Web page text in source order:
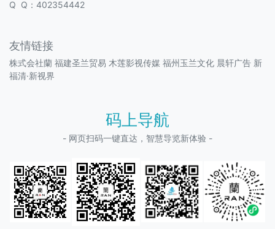
Q Q：402354442
友情链接
株式会社蘭 福建圣兰贸易 木莲影视传媒 福州玉兰文化 晨轩广告 新
福清·新视界
码上导航
- 网页扫码一键直达，智慧导览新体验 -